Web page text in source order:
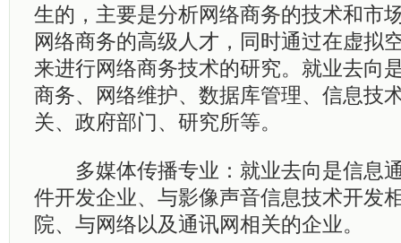
生的，主要是分析网络商务的技术和市
网络商务的高级人才，同时通过在虚拟
来进行网络商务技术的研究。就业去向
商务、网络维护、数据库管理、信息技
关、政府部门、研究所等。
多媒体传播专业：就业去向是信息
件开发企业、与影像声音信息技术开发
院、与网络以及通讯网相关的企业。